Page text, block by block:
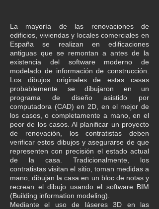
La mayoría de las renovaciones de
edificios, viviendas y locales comerciales en
España se realizan en edificaciones
antiguas que se remontan a antes de la
existencia del software moderno de
modelado de información de construcción.
Los dibujos originales de estas casas
probablemente se dibujaron en un
programa de diseño asistido por
computadora (CAD) en 2D, en el mejor de
los casos, o completamente a mano, en el
peor de los casos. Al planificar un proyecto
de renovación, los contratistas deben
verificar estos dibujos y asegurarse de que
representen con precisión el estado actual
de la casa. Tradicionalmente, los
contratistas visitan el sitio, toman medidas a
mano, dibujan la casa en un bloc de notas y
recrean el dibujo usando el software BIM
(Building information modeling).
Mediante el uso de láseres 3D en las